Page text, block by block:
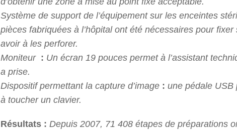
Système de support de l’équipement sur les enceintes
pièces fabriquées à l’hôpital ont été nécessaires pour
avoir à les perforer.
Moniteur : Un écran 19 pouces permet à l’assistant
a prise.
Dispositif permettant la capture d’image : une pédale USB
à toucher un clavier.
Résultats : Depuis 2007, 71 408 étapes de préparations